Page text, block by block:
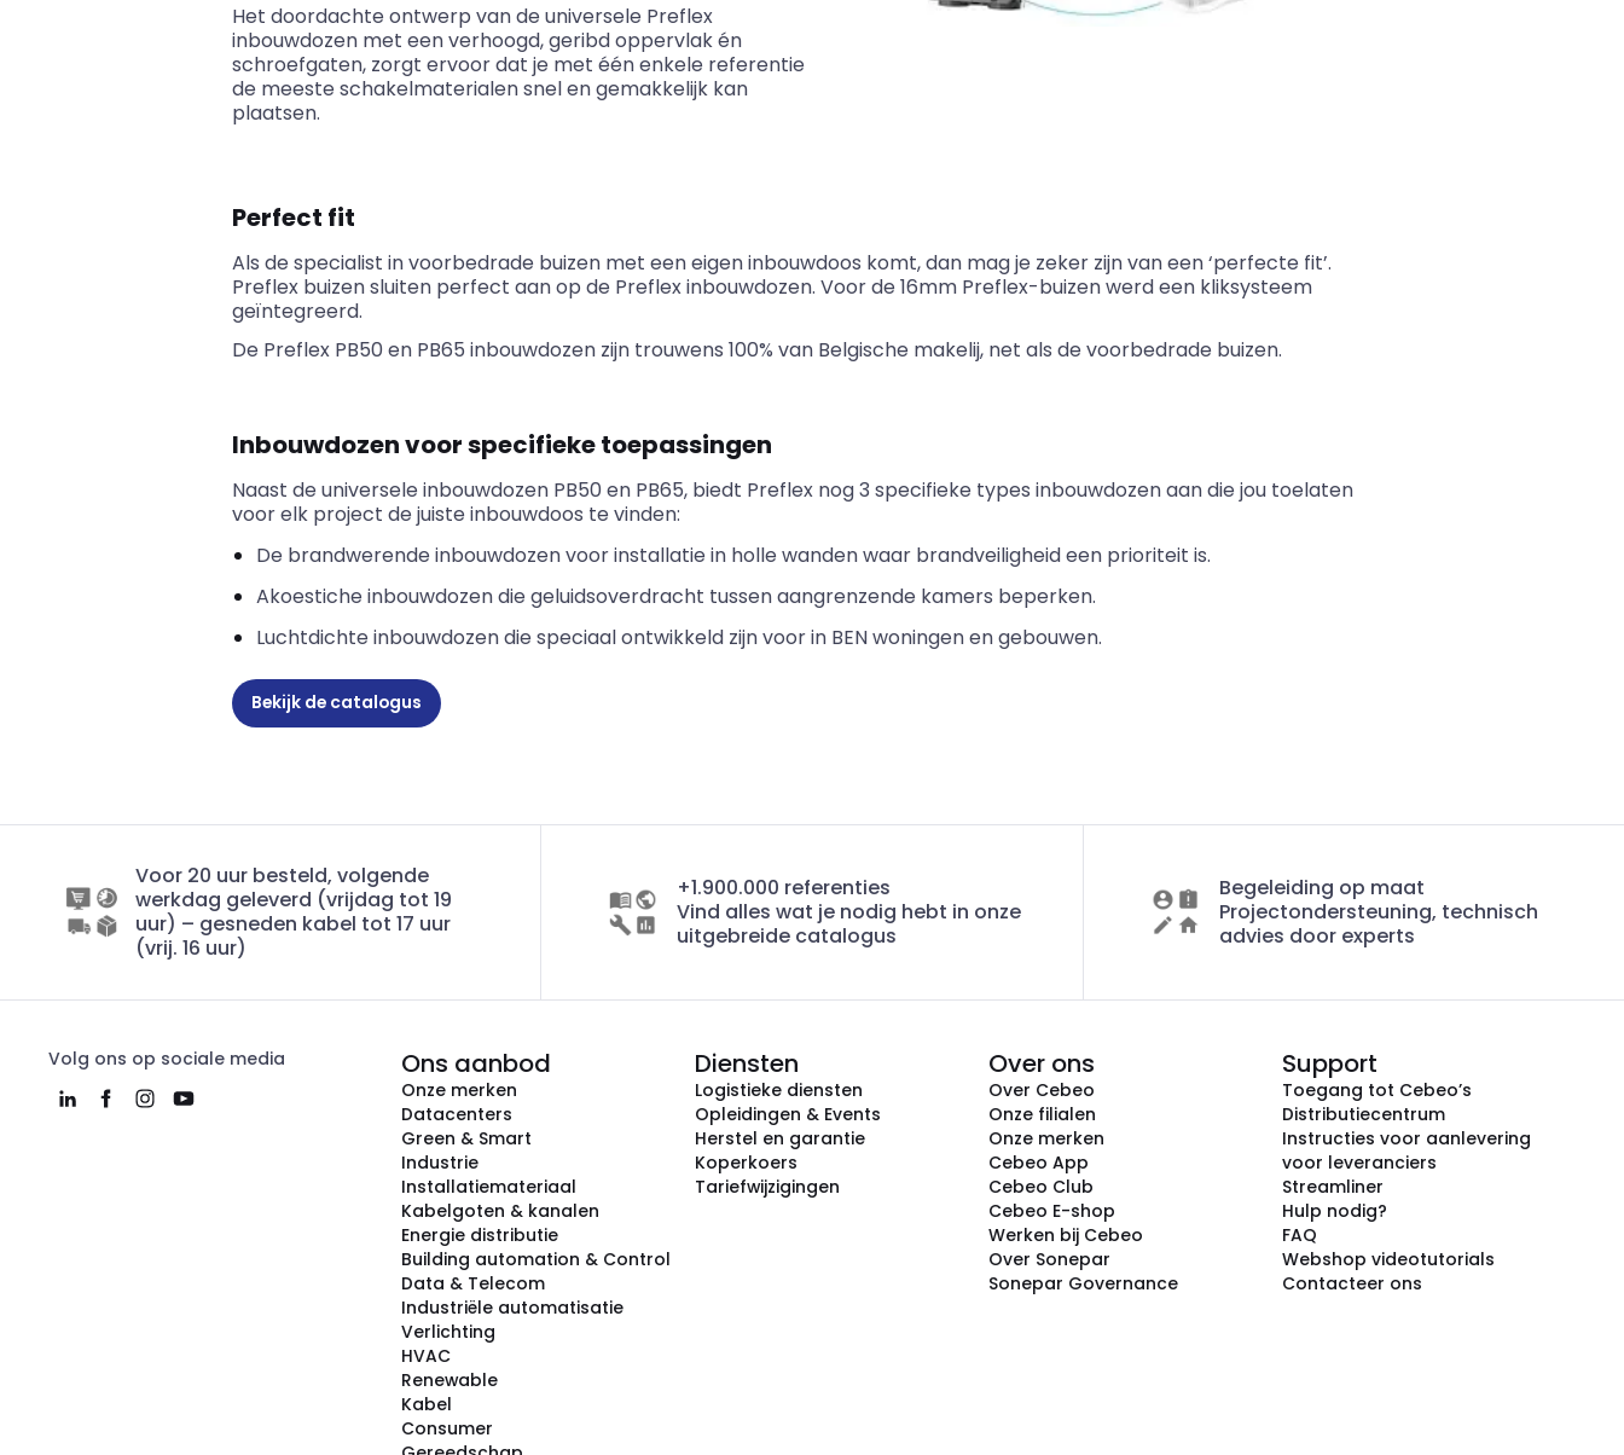
Het doordachte ontwerp van de universele Preflex
inbouwdozen met een verhoogd, geribd oppervlak én
schroefgaten, zorgt ervoor dat je met één enkele referentie
de meeste schakelmaterialen snel en gemakkelijk kan
plaatsen.
Perfect fit
Als de specialist invoorbedrade buizen met een eigen inbouwdoos komt, dan mag je zeker zijn van een ‘perfecte fit’.
Preflex buizen sluiten perfect aan op de Preflexinbouwdozen. Voor de 16mm Preflex-buizen werd een kliksysteem
geïntegreerd.
De Preflex PB50 en PB65 inbouwdozen zijn trouwens 100% van Belgische makelij, net als de voorbedrade buizen.
Inbouwdozen voor specifieke toepassingen
Naast de universele inbouwdozen PB50 en PB65, biedt Preflex nog 3 specifieke types inbouwdozen aan die jou toelaten
voor elk project de juiste inbouwdoos te vinden:
De brandwerende inbouwdozen voor installatie in holle wanden waar brandveiligheid een prioriteit is.
Akoestiche inbouwdozen die geluidsoverdracht tussen aangrenzende kamers beperken.
Luchtdichte inbouwdozen die speciaal ontwikkeld zijn voor in BEN woningen en gebouwen.
Bekijk de catalogus
Voor 20 uur besteld, volgende
werkdag geleverd (vrijdag tot 19
uur) – gesneden kabel tot 17 uur
(vrij. 16 uur)
+1.900.000 referenties
Vind alles wat je nodig hebt in onze
uitgebreide catalogus
Begeleiding op maat
Projectondersteuning, technisch
advies door experts
Volg ons op sociale media Ons aanbod
Onze merken
Datacenters
Green & Smart
Industrie
Installatiemateriaal
Kabelgoten & kanalen
Energie distributie
Building automation & Control
Data & Telecom
Industriële automatisatie
Verlichting
HVAC
Renewable
Kabel
Consumer
Diensten
Logistieke diensten
Opleidingen & Events
Herstel en garantie
Koperkoers
Tariefwijzigingen
Over ons
Over Cebeo
Onze filialen
Onze merken
Cebeo App
Cebeo Club
Cebeo E-shop
Werken bij Cebeo
Over Sonepar
Sonepar Governance
Support
Toegang tot Cebeo’s
Distributiecentrum
Instructies voor aanlevering
voor leveranciers
Streamliner
Hulp nodig?
FAQ
Webshop videotutorials
Contacteer ons